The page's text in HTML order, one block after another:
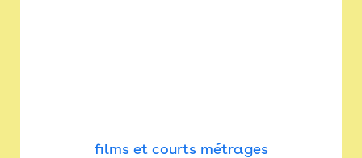
films et courts métrages